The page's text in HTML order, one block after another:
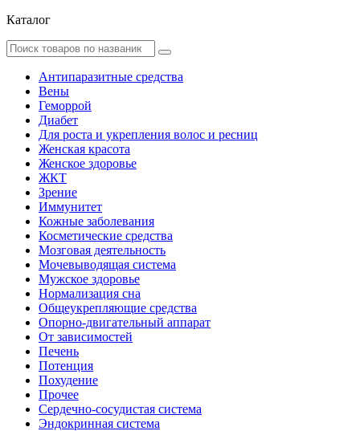
Каталог
Антипаразитные средства
Вены
Геморрой
Диабет
Для роста и укрепления волос и ресниц
Женская красота
Женское здоровье
ЖКТ
Зрение
Иммунитет
Кожные заболевания
Косметические средства
Мозговая деятельность
Мочевыводящая система
Мужское здоровье
Нормализация сна
Общеукрепляющие средства
Опорно-двигательный аппарат
От зависимостей
Печень
Потенция
Похудение
Прочее
Сердечно-сосудистая система
Эндокринная система